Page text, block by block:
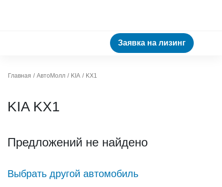
Заявка на лизинг
Главная АвтоМолл KIA KX1
KIA KX1
Предложений не найдено
Выбрать другой автомобиль